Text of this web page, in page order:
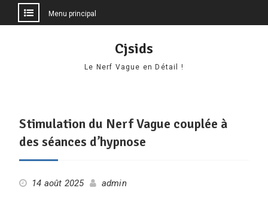
Menu principal
Cjsids
Le Nerf Vague en Détail !
Stimulation du Nerf Vague couplée à
des séances d’hypnose
14 août 2025 admin